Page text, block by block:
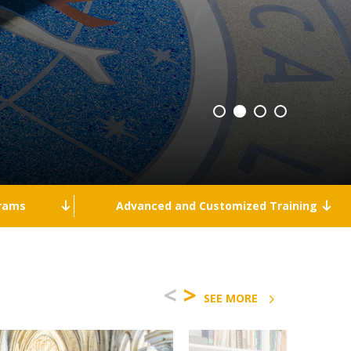
to arrive
Directory
Advanced and Customized Training
SEE MORE
< >